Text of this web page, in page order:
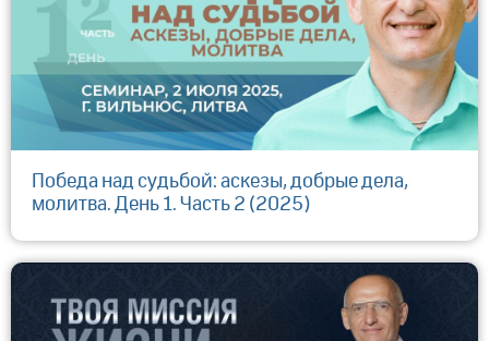
Победа над судьбой: аскезы, добрые дела,
молитва. День 1. Часть 2 (2025)